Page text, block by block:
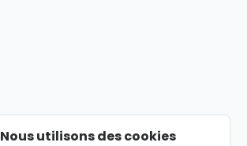
Nous utilisons des cookies